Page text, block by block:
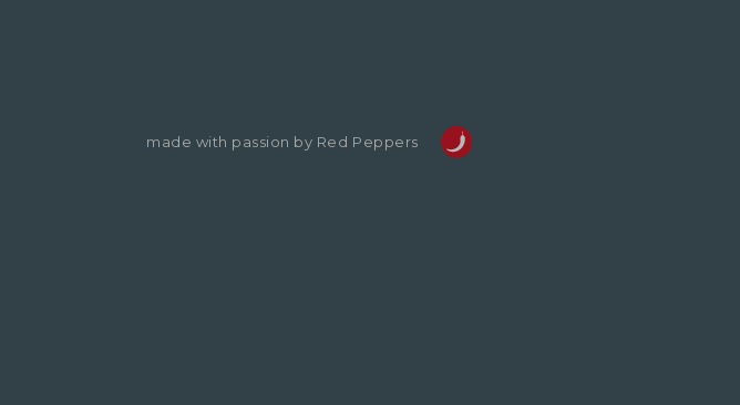
made with passion by Red Peppers